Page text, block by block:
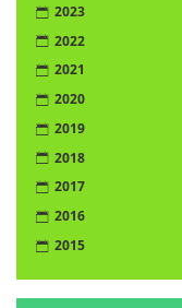
2023
2022
2021
2020
2019
2018
2017
2016
2015